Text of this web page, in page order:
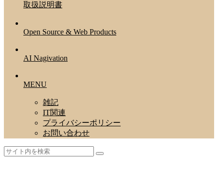
取扱説明書
Open Source & Web Products
AI Nagivation
MENU
雑記
IT関連
プライバシーポリシー
お問い合わせ